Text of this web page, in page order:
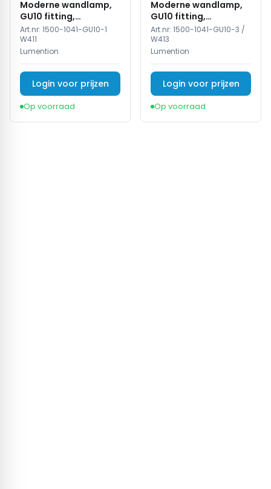
Moderne wandlamp,
GU10 fitting,
Aluminium, IP65, Wit
Art.nr: 1500-1041-GU10-1
W411
Lumention
Login voor prijzen
Op voorraad
Moderne wandlamp,
GU10 fitting,
Aluminium, IP65, Zwart
Art.nr: 1500-1041-GU10-3 /
W413
Lumention
Login voor prijzen
Op voorraad